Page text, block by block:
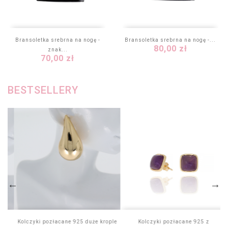
Bransoletka srebrna na nogę -
znak...
Cena
70,00 zł
Bransoletka srebrna na nogę -...
Cena
80,00 zł
BESTSELLERY
Kolczyki pozłacane 925 duże krople
Kolczyki pozłacane 925 z